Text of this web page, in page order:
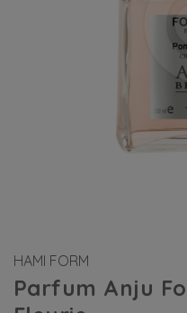
HAMI FORM
Parfum Anju